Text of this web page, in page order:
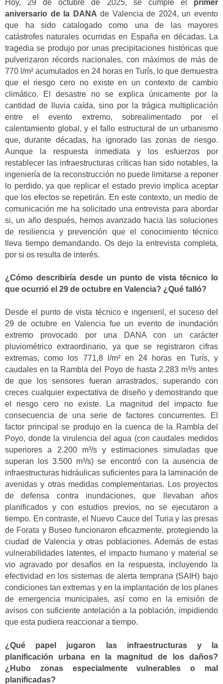
Hoy, 29 de octubre de 2025, se cumple el primer
aniversario de la DANA de Valencia de 2024, un evento
que ha sido catalogado como una de las mayores
catástrofes naturales ocurridas en España en décadas. La
tragedia se produjo por unas precipitaciones históricas que
pulverizaron récords nacionales, con máximos de más de
770 l/m² acumulados en 24 horas en Turís, lo que demuestra
que el riesgo cero no existe en un contexto de cambio
climático. El desastre no se explica únicamente por la
cantidad de lluvia caída, sino por la trágica multiplicación
entre el evento extremo, sobrealimentado por el
calentamiento global, y el fallo estructural de un urbanismo
que, durante décadas, ha ignorado las zonas de riesgo.
Aunque la respuesta inmediata y los esfuerzos por
restablecer las infraestructuras críticas han sido notables, la
ingeniería de la reconstrucción no puede limitarse a reponer
lo perdido, ya que replicar el estado previo implica aceptar
que los efectos se repetirán. En este contexto, un medio de
comunicación me ha solicitado una entrevista para abordar
si, un año después, hemos avanzado hacia las soluciones
de resiliencia y prevención que el conocimiento técnico
lleva tiempo demandando. Os dejo la entrevista completa,
por si os resulta de interés.
¿Cómo describiría desde un punto de vista técnico lo
que ocurrió el 29 de octubre en Valencia? ¿Qué falló?
Desde el punto de vista técnico e ingenieril, el suceso del
29 de octubre en Valencia fue un evento de inundación
extremo provocado por una DANA con un carácter
pluviométrico extraordinario, ya que se registraron cifras
extremas, como los 771,8 l/m² en 24 horas en Turís, y
caudales en la Rambla del Poyo de hasta 2.283 m³/s antes
de que los sensores fueran arrastrados, superando con
creces cualquier expectativa de diseño y demostrando que
el riesgo cero no existe. La magnitud del impacto fue
consecuencia de una serie de factores concurrentes. El
factor principal se produjo en la cuenca de la Rambla del
Poyo, donde la virulencia del agua (con caudales medidos
superiores a 2.200 m³/s y estimaciones simuladas que
superan los 3.500 m³/s) se encontró con la ausencia de
infraestructuras hidráulicas suficientes para la laminación de
avenidas y otras medidas complementarias. Los proyectos
de defensa contra inundaciones, que llevaban años
planificados y con estudios previos, no se ejecutaron a
tiempo. En contraste, el Nuevo Cauce del Turia y las presas
de Forata y Buseo funcionaron eficazmente, protegiendo la
ciudad de Valencia y otras poblaciones. Además de estas
vulnerabilidades latentes, el impacto humano y material se
vio agravado por desafíos en la respuesta, incluyendo la
efectividad en los sistemas de alerta temprana (SAIH) bajo
condiciones tan extremas y en la implantación de los planes
de emergencia municipales, así como en la emisión de
avisos con suficiente antelación a la población, impidiendo
que esta pudiera reaccionar a tiempo.
¿Qué papel jugaron las infraestructuras y la
planificación urbana en la magnitud de los daños?
¿Hubo zonas especialmente vulnerables o mal
planificadas?